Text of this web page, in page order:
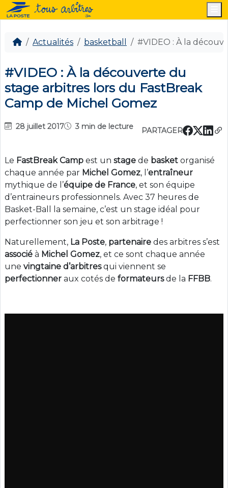
Actualités basketball #VIDEO : À la
#VIDEO : À la découverte du
stage arbitres lors du FastBreak
Camp de Michel Gomez
28 juillet 2017 3 min de lecture PARTAGER
Le FastBreak Camp est un stage de basket organisé
chaque année par Michel Gomez, l’entraîneur
mythique de l’équipe de France, et son équipe
d’entraineurs professionnels. Avec 37 heures de
Basket-Ball la semaine, c’est un stage idéal pour
perfectionner son jeu et son arbitrage !
Naturellement, La Poste, partenaire des arbitres s’est
associé à Michel Gomez, et ce sont chaque année
une vingtaine d’arbitresqui viennent se
perfectionner aux cotés de formateursde la FFBB.